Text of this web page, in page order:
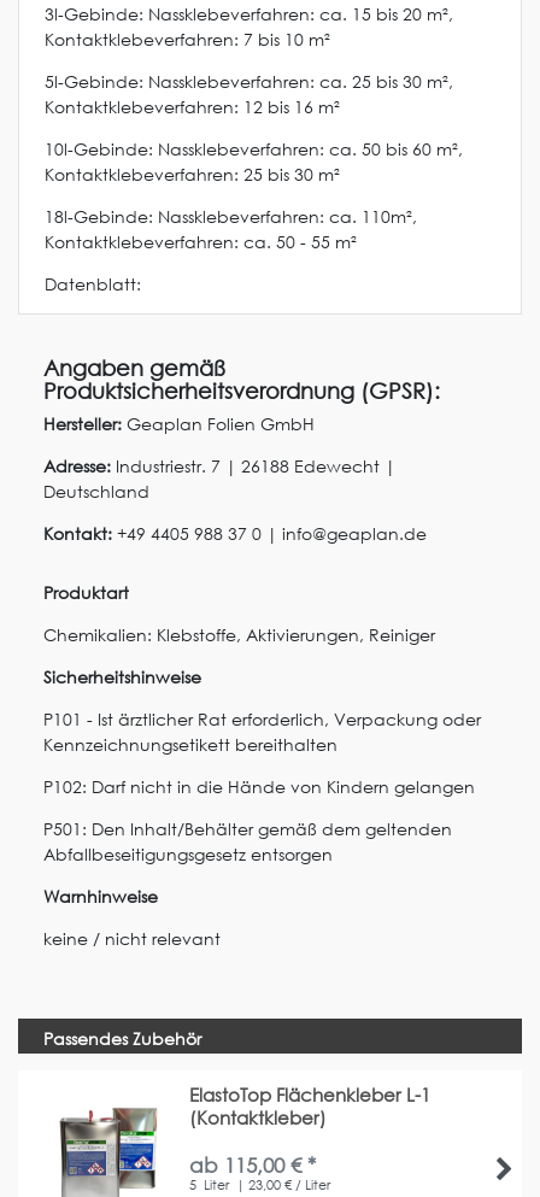
3l-Gebinde: Nassklebeverfahren: ca. 15 bis 20 m²,
Kontaktklebeverfahren: 7 bis 10 m²
5l-Gebinde: Nassklebeverfahren: ca. 25 bis 30 m²,
Kontaktklebeverfahren: 12 bis 16 m²
10l-Gebinde: Nassklebeverfahren: ca. 50 bis 60 m²,
Kontaktklebeverfahren: 25 bis 30 m²
18l-Gebinde: Nassklebeverfahren: ca. 110m²,
Kontaktklebeverfahren: ca. 50 - 55 m²
Datenblatt:
Angaben gemäß
Produktsicherheitsverordnung (GPSR):
Hersteller: Geaplan Folien GmbH
Adresse: Industriestr. 7 | 26188 Edewecht |
Deutschland
Kontakt: +49 4405 988 37 0 | info@geaplan.de
Produktart
Chemikalien: Klebstoffe, Aktivierungen, Reiniger
Sicherheitshinweise
P101 - Ist ärztlicher Rat erforderlich, Verpackung oder
Kennzeichnungsetikett bereithalten
P102: Darf nicht in die Hände von Kindern gelangen
P501: Den Inhalt/Behälter gemäß dem geltenden
Abfallbeseitigungsgesetz entsorgen
Warnhinweise
keine / nicht relevant
Passendes Zubehör
ElastoTop Flächenkleber L-1
(Kontaktkleber)
ab 115,00 € *
5 Liter | 23,00 € / Liter